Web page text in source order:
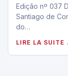
Edição nº 037
Santiago de
do…
LIRE LA SUITE